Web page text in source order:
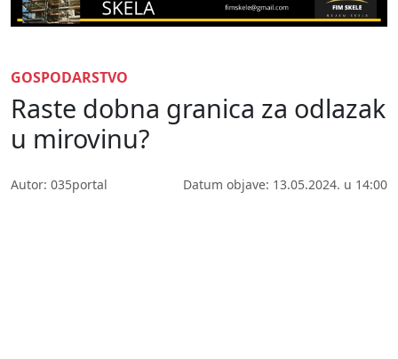
GOSPODARSTVO
Raste dobna granica za odlazak
u mirovinu?
Autor: 035portal Datum objave: 13.05.2024. u 14:00